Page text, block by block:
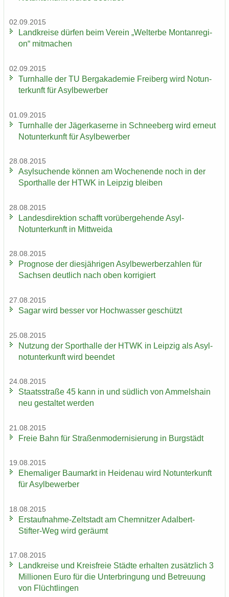
02.09.2015
Land­krei­se dür­fen beim Ver­ein „Welt­erbe Mon­tan­re­gi­
on“ mit­ma­chen
02.09.2015
Turn­hal­le der TU Berg­aka­de­mie Frei­berg wird Not­un­
ter­kunft für Asyl­be­wer­ber
01.09.2015
Turn­hal­le der Jä­ger­ka­ser­ne in Schnee­berg wird er­neut
Not­un­ter­kunft für Asyl­be­wer­ber
28.08.2015
Asyl­su­chen­de kön­nen am Wo­chen­en­de noch in der
Sport­hal­le der HTWK in Leip­zig blei­ben
28.08.2015
Lan­des­di­rek­ti­on schafft vor­über­ge­hen­de Asyl-​
Notunterkunft in Mitt­wei­da
28.08.2015
Pro­gno­se der dies­jäh­ri­gen Asyl­be­wer­ber­zah­len für
Sach­sen deut­lich nach oben kor­ri­giert
27.08.2015
Sagar wird bes­ser vor Hoch­was­ser ge­schützt
25.08.2015
Nut­zung der Sport­hal­le der HTWK in Leip­zig als Asyl­
not­un­ter­kunft wird be­en­det
24.08.2015
Staats­stra­ße 45 kann in und süd­lich von Am­mels­hain
neu ge­stal­tet wer­den
21.08.2015
Freie Bahn für Stra­ßen­mo­der­ni­sie­rung in Burg­städt
19.08.2015
Ehe­ma­li­ger Bau­markt in Hei­den­au wird Not­un­ter­kunft
für Asyl­be­wer­ber
18.08.2015
Erstaufnahme-​Zeltstadt am Chem­nit­zer Adalbert-​
Stifter-Weg wird ge­räumt
17.08.2015
Land­krei­se und Kreis­freie Städ­te er­hal­ten zu­sätz­lich 3
Mil­lio­nen Euro für die Un­ter­brin­gung und Be­treu­ung
von Flücht­lin­gen